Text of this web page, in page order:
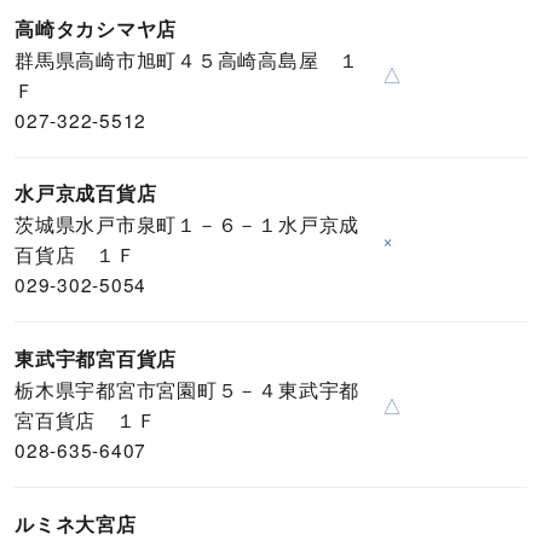
高崎タカシマヤ店
群馬県高崎市旭町４５高崎高島屋 １
Ｆ
027-322-5512
△
水戸京成百貨店
茨城県水戸市泉町１－６－１水戸京成
百貨店 １Ｆ
029-302-5054
×
東武宇都宮百貨店
栃木県宇都宮市宮園町５－４東武宇都
宮百貨店 １Ｆ
028-635-6407
△
ルミネ大宮店